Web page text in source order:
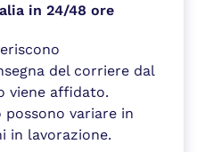
in 24/48 ore
del corriere dal
viene affidato.
possono variare in
in lavorazione.